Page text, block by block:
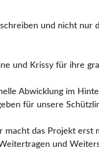
und nicht nur
und Krissy für ihre
Abwicklung im
für unsere
macht das Projekt erst
und